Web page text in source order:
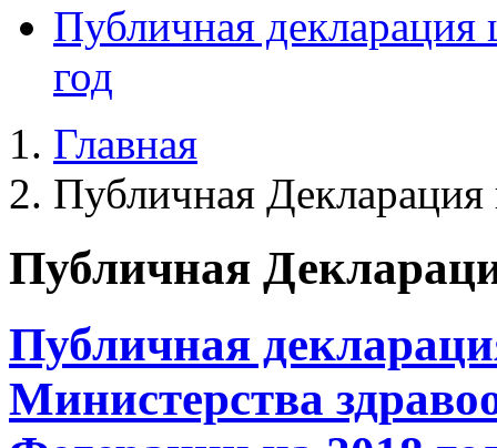
Публичная
год
Главная
Публичная Декларация
Публичная
Публичная
Министерства